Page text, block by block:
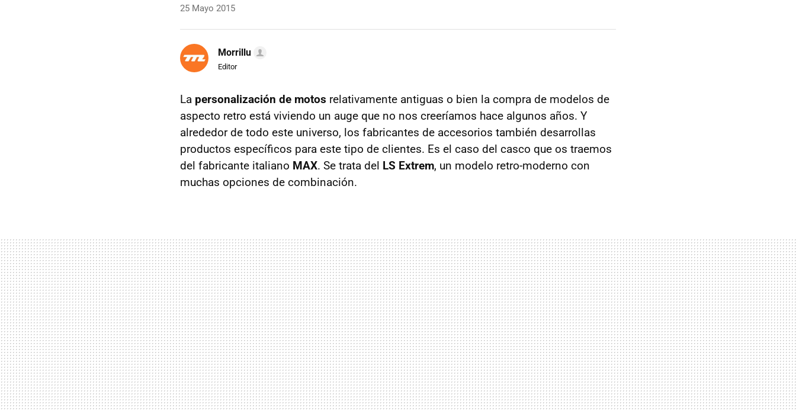
25 Mayo 2015
Morrillu
Editor
La personalización de motos relativamente antiguas o bien la compra de modelos de
aspecto retro está viviendo un auge que no nos creeríamos hace algunos años. Y
alrededor de todo este universo, los fabricantes de accesorios también desarrollas
productos específicos para este tipo de clientes. Es el caso del casco que os traemos
del fabricante italiano MAX. Se trata del LS Extrem, un modelo retro-moderno con
muchas opciones de combinación.